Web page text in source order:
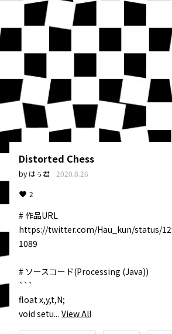
Distorted Chess
by はぅ君 · 2020.8.26
2
# 作品URL
https://twitter.com/Hau_kun/status/
1089
# ソースコード(Processing (Java))
```
float x,y,t,N;
void setu... View All